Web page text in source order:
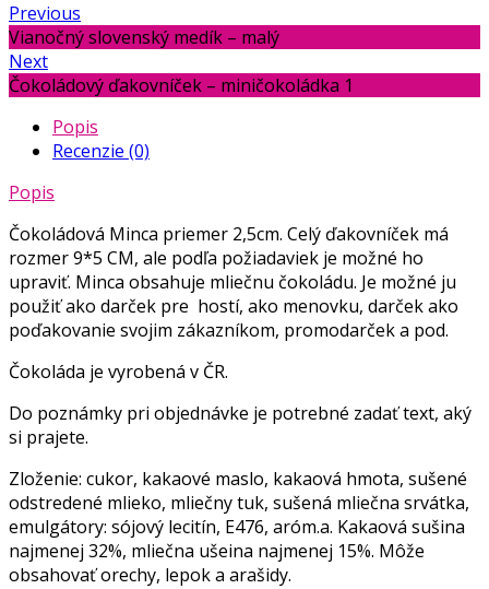
Previous
Vianočný slovenský medík – malý
Next
Čokoládový ďakovníček – miničokoládka 1
Popis
Recenzie (0)
Popis
Čokoládová Minca priemer 2,5cm. Celý ďakovníček má
rozmer 9*5 CM, ale podľa požiadaviek je možné ho
upraviť. Minca obsahuje mliečnu čokoládu. Je možné ju
použiť ako darček pre hostí, ako menovku, darček ako
poďakovanie svojim zákazníkom, promodarček a pod.
Čokoláda je vyrobená v ČR.
Do poznámky pri objednávke je potrebné zadať text, aký
si prajete.
Zloženie: cukor, kakaové maslo, kakaová hmota, sušené
odstredené mlieko, mliečny tuk, sušená mliečna srvátka,
emulgátory: sójový lecitín, E476, aróm.a. Kakaová sušina
najmenej 32%, mliečna ušeina najmenej 15%. Môže
obsahovať orechy, lepok a arašidy.